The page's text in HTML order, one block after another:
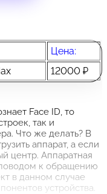
Цена:
12000 ₽
Face ID, то
так и
Что же делать? В
аппарат, а если
центр. Аппаратная
к обращению
в данном случае
устройства.